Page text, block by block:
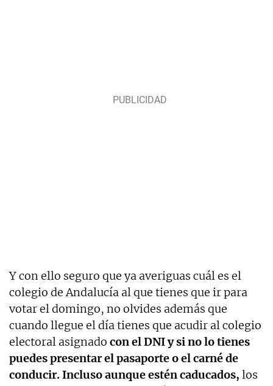
Y con ello seguro que ya averiguas cuál es el
colegio de Andalucía al que tienes que ir para
votar el domingo, no olvides además que
cuando llegue el día tienes que acudir al colegio
electoral asignado con el DNI y si no lo tienes
puedes presentar el pasaporte o el carné de
conducir. Incluso aunque estén caducados, los